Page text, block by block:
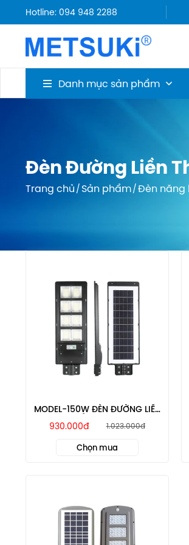
Hotline: 094 948 2288
Danh mục sản phẩm
Đèn Đường Liền
Trang chủ Sản phẩm Đèn năng
MODEL-150W ĐÈN ĐƯỜNG LIỀN
930.000đ 1.023.000đ
Chọn mua